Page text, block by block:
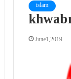
islam
khwab
June 1, 2019